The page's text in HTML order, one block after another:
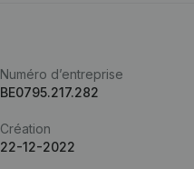
Numéro d’entreprise
BE0795.217.282
Création
22-12-2022